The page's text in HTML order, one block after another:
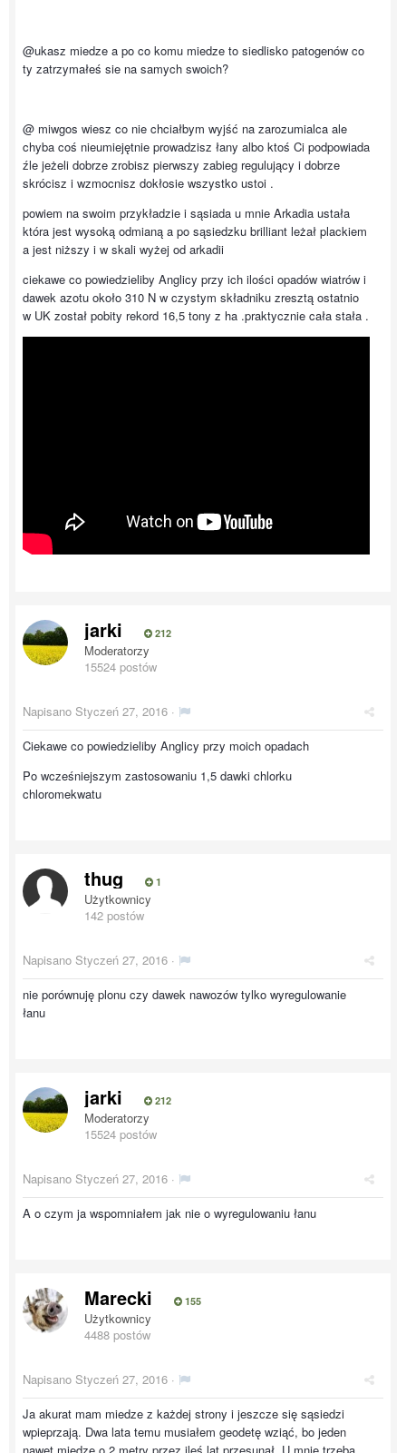
@ukasz miedze a po co komu miedze to siedlisko patogenów co
ty zatrzymałeś sie na samych swoich?
@ miwgos wiesz co nie chciałbym wyjść na zarozumialca ale
chyba coś nieumiejętnie prowadzisz łany albo ktoś Ci podpowiada
źle jeżeli dobrze zrobisz pierwszy zabieg regulujący i dobrze
skrócisz i wzmocnisz dokłosie wszystko ustoi .
powiem na swoim przykładzie i sąsiada u mnie Arkadia ustała
która jest wysoką odmianą a po sąsiedzku brilliant leżał plackiem
a jest niższy i w skali wyżej od arkadii
ciekawe co powiedzieliby Anglicy przy ich ilości opadów wiatrów i
dawek azotu około 310 N w czystym składniku zresztą ostatnio
w UK został pobity rekord 16,5 tony z ha .praktycznie cała stała .
jarki 212
Moderatorzy
15524 postów
Napisano Styczeń 27, 2016 ·
Ciekawe co powiedzieliby Anglicy przy moich opadach
Po wcześniejszym zastosowaniu 1,5 dawki chlorku
chloromekwatu
thug 1
Użytkownicy
142 postów
Napisano Styczeń 27, 2016 ·
nie porównuję plonu czy dawek nawozów tylko wyregulowanie
łanu
jarki 212
Moderatorzy
15524 postów
Napisano Styczeń 27, 2016 ·
A o czym ja wspomniałem jak nie o wyregulowaniu łanu
Marecki 155
Użytkownicy
4488 postów
Napisano Styczeń 27, 2016 ·
Ja akurat mam miedze z każdej strony i jeszcze się sąsiedzi
wpieprzają. Dwa lata temu musiałem geodetę wziąć, bo jeden